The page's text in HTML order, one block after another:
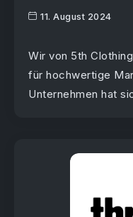
11. August 2024
Wir von 5th
für hochwertige
Unternehmen hat